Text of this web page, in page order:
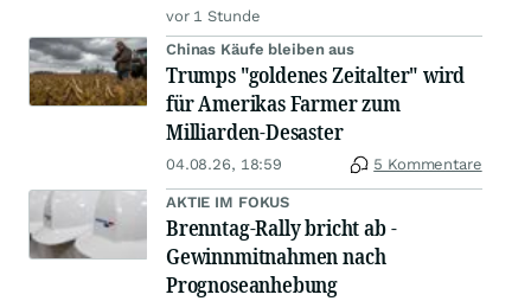
vor 1 Stunde
Chinas Käufe bleiben aus
Trumps "goldenes Zeitalter" wird
für Amerikas Farmer zum
Milliarden-Desaster
04.08.26, 18:59 5 Kommentare
AKTIE IM FOKUS
Brenntag-Rally bricht ab -
Gewinnmitnahmen nach
Prognoseanhebung